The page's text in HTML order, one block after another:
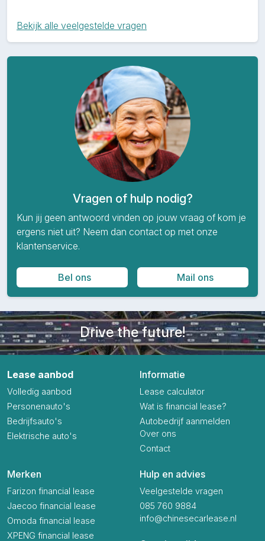
Bekijk alle veelgestelde vragen
Vragen of hulp nodig?
Kun jij geen antwoord vinden op jouw vraag of kom je
ergens niet uit? Neem dan contact op met onze
klantenservice.
Bel ons Mail ons
Drive the future!
Lease aanbod
Volledig aanbod
Personenauto's
Bedrijfsauto's
Elektrische auto's
Merken
Farizon financial lease
Jaecoo financial lease
Omoda financial lease
XPENG financial lease
Informatie
Lease calculator
Wat is financial lease?
Autobedrijf aanmelden
Over ons
Contact
Hulp en advies
Veelgestelde vragen
085 760 9884
info@chinesecarlease.nl